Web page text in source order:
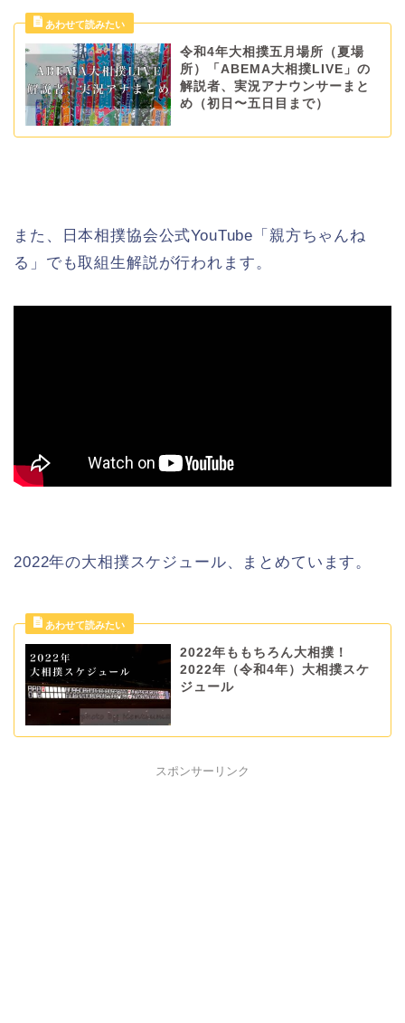
令和4年大相撲五月場所（夏場
所）「ABEMA大相撲LIVE」の
解説者、実況アナウンサーまと
め（初日〜五日目まで）
また、日本相撲協会公式YouTube「親方ちゃんね
る」でも取組生解説が行われます。
2022年の大相撲スケジュール、まとめています。
2022年ももちろん大相撲！
2022年（令和4年）大相撲スケ
ジュール
スポンサーリンク